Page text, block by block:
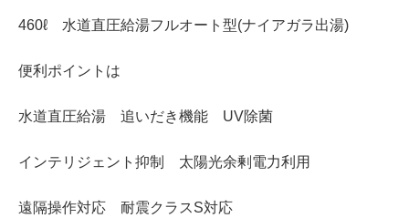
460ℓ 水道直圧給湯フルオート型(ナイアガラ出湯)
便利ポイントは
水道直圧給湯 追いだき機能 UV除菌
インテリジェント抑制 太陽光余剰電力利用
遠隔操作対応 耐震クラスS対応